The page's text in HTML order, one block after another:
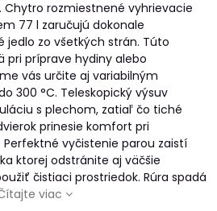
rozmiestnené vyhrievacie
77 l zaručujú dokonale
jedlo zo všetkých strán. Túto
príprave hydiny alebo
vás určite aj variabilným
300 °C. Teleskopický výsuv
s plechom, zatiaľ čo tiché
prinesie komfort pri
vyčistenie parou zaistí
ktorej odstránite aj väčšie
čistiaci prostriedok. Rúra spadá
viac